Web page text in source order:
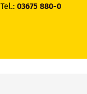
Tel.: 03675 880-0